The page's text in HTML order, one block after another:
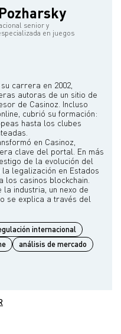
senior y
en juegos
carrera en 2002,
autoras de un sitio de
de Casinoz. Incluso
cubrió su formación:
hasta los clubes
en Casinoz,
clave del portal. En más
de la evolución del
legalización en Estados
casinos blockchain.
industria, un nexo de
se explica a través del
internacional
análisis de mercado